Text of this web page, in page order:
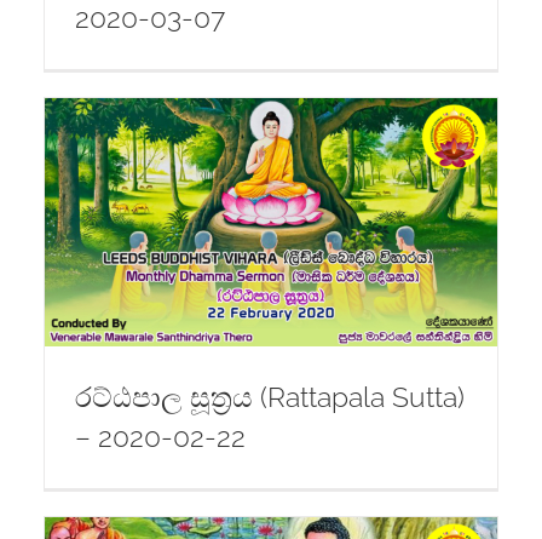
2020-03-07
රට්ඨපාල සූත්‍රය (Rattapala Sutta)
– 2020-02-22